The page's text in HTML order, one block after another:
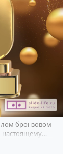
бронзовом
настоящему